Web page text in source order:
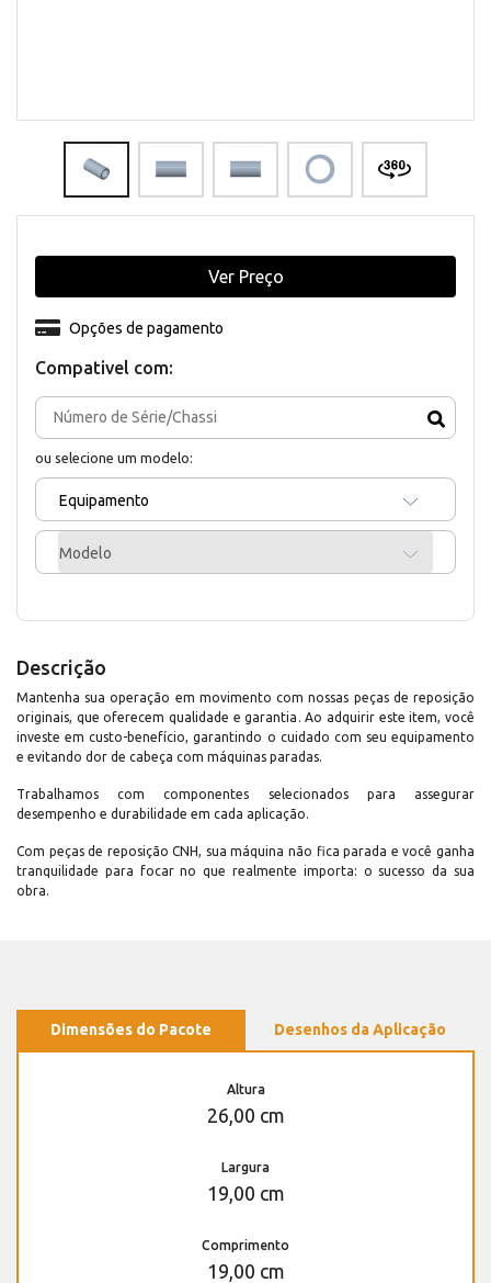
Compativel com:
ou selecione um modelo:
Equipamento
Modelo
Opções de pagamento
Ver Preço
Descrição
Mantenha sua operação em movimento com nossas peças de reposição
originais, que oferecem qualidade e garantia. Ao adquirir este item, você
investe em custo-benefício, garantindo o cuidado com seu equipamento
e evitando dor de cabeça com máquinas paradas.
Trabalhamos com componentes selecionados para assegurar
desempenho e durabilidade em cada aplicação.
Com peças de reposição CNH, sua máquina não fica parada e você ganha
tranquilidade para focar no que realmente importa: o sucesso da sua
obra.
Dimensões do Pacote Desenhos da Aplicação
Altura
26,00 cm
Largura
19,00 cm
Comprimento
19,00 cm